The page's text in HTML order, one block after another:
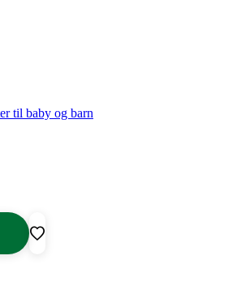
til baby og barn